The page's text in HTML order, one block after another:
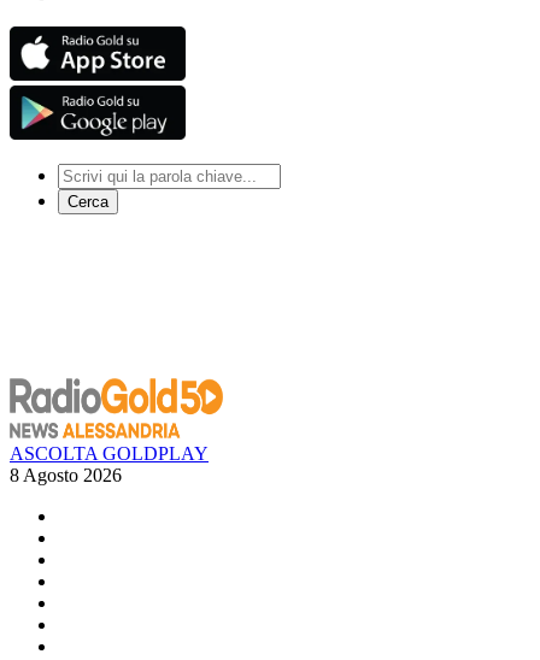
Cerca
ASCOLTA GOLDPLAY
8 Agosto 2026